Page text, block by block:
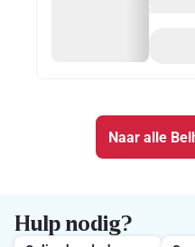
Naar alle
Hulp nodig?